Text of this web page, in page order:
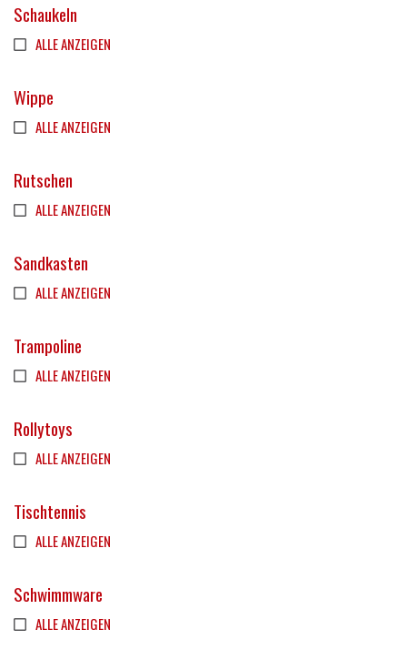
Schaukeln
ALLE ANZEIGEN
Wippe
ALLE ANZEIGEN
Rutschen
ALLE ANZEIGEN
Sandkasten
ALLE ANZEIGEN
Trampoline
ALLE ANZEIGEN
Rollytoys
ALLE ANZEIGEN
Tischtennis
ALLE ANZEIGEN
Schwimmware
ALLE ANZEIGEN